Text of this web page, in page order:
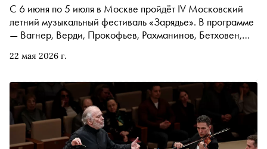
22 мая 2026 г.
С 6 июня по 5 июля в Москве пройдёт IV Московский
летний музыкальный фестиваль «Зарядье». В программе
— Вагнер, Верди, Прокофьев, Рахманинов, Бетховен,
«Сноб» выбрал главные концерты